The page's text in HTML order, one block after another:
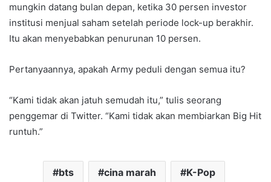
mungkin datang bulan depan, ketika 30 persen investor
institusi menjual saham setelah periode lock-up berakhir.
Itu akan menyebabkan penurunan 10 persen.
Pertanyaannya, apakah Army peduli dengan semua itu?
“Kami tidak akan jatuh semudah itu,” tulis seorang
penggemar di Twitter. “Kami tidak akan membiarkan Big Hit
runtuh.”
bts cina marah K-Pop